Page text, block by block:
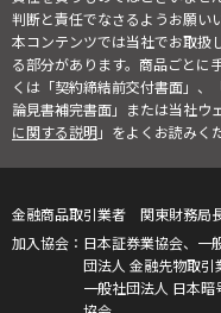
判断と責任でなさるようお願い
本コンテンツでは当社でお取扱
る部分があります。商品ごとに
くは「契約締結前交付書面」、
論見書補完書面」または当社ウ
に関する説明」をよくお読みく
金融商品取引業者 関東財務局
日本証券業協会、一
団法人 金融先物取引
一般社団法人 日本